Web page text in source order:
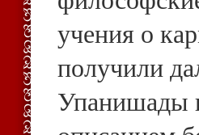
учения о
получили
Упанишады